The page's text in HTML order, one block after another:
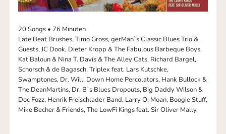
20 Songs • 76 Minuten
Late Beat Brushes, Timo Gross, gerMan`s Classic Blues Trio &
Guests, JC Dook, Dieter Kropp & The Fabulous Barbeque Boys,
Kat Baloun & Nina T. Davis & The Alley Cats, Richard Bargel,
Schorsch & de Bagasch, Triplex feat. Lars Kutschke,
Swamptones, Dr. Will, Down Home Percolators, Hank Bullock &
The DeanMartins, Dr. B`s Blues Dropouts, Big Daddy Wilson &
Doc Fozz, Henrik Freischlader Band, Larry O. Moan, Boogie Stuff,
Mike Becher & Friends, The LowFi Kings feat. Sir Oliver Mally.